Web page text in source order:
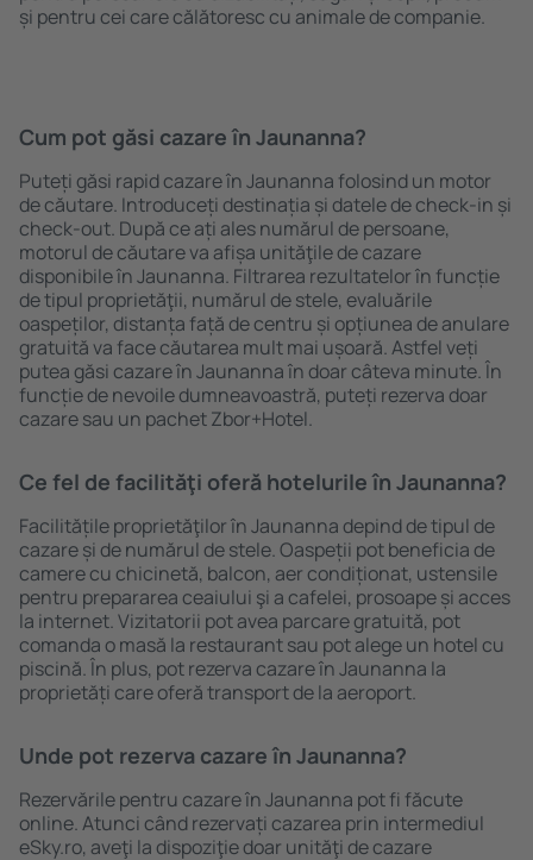
și pentru cei care călătoresc cu animale de companie.
Cum pot găsi cazare în Jaunanna?
Puteți găsi rapid cazare în Jaunanna folosind un motor
de căutare. Introduceți destinația și datele de check-in și
check-out. După ce ați ales numărul de persoane,
motorul de căutare va afișa unităţile de cazare
disponibile în Jaunanna. Filtrarea rezultatelor în funcție
de tipul proprietăţii, numărul de stele, evaluările
oaspeților, distanța față de centru și opțiunea de anulare
gratuită va face căutarea mult mai ușoară. Astfel veți
putea găsi cazare în Jaunanna în doar câteva minute. În
funcție de nevoile dumneavoastră, puteți rezerva doar
cazare sau un pachet Zbor+Hotel.
Ce fel de facilităţi oferă hotelurile în Jaunanna?
Facilitățile proprietăţilor în Jaunanna depind de tipul de
cazare și de numărul de stele. Oaspeții pot beneficia de
camere cu chicinetă, balcon, aer condiționat, ustensile
pentru prepararea ceaiului şi a cafelei, prosoape și acces
la internet. Vizitatorii pot avea parcare gratuită, pot
comanda o masă la restaurant sau pot alege un hotel cu
piscină. În plus, pot rezerva cazare în Jaunanna la
proprietăți care oferă transport de la aeroport.
Unde pot rezerva cazare în Jaunanna?
Rezervările pentru cazare în Jaunanna pot fi făcute
online. Atunci când rezervați cazarea prin intermediul
eSky.ro, aveţi la dispoziţie doar unităţi de cazare